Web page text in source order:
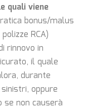
quali viene
bonus/malus
RCA)
rinnovo in
il quale
durante
oppure
se non causerà